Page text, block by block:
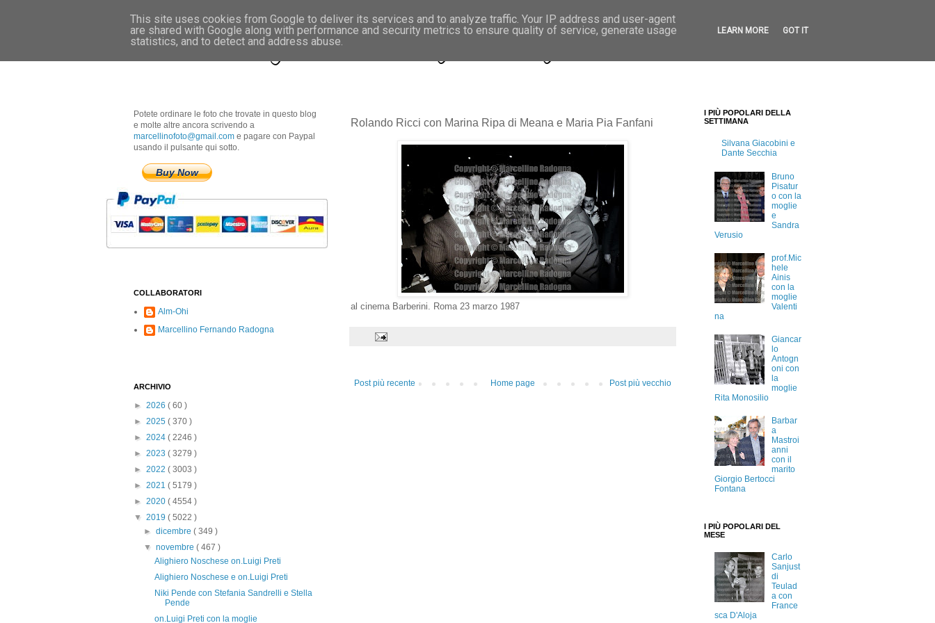
Marcellino Radogna - Fotonotizie per la stampa
Rolando Ricci con Marina Ripa di Meana e Maria Pia Fanfani
al cinema Barberini. Roma 23 marzo 1987
Post più recente Post più vecchio
Home page
Potete ordinare le foto che trovate in questo blog
e molte altre ancora scrivendo a
marcellinofoto@gmail.com e pagare con Paypal
usando il pulsante qui sotto.
Buy Now
COLLABORATORI
Alm-Ohi
Marcellino Fernando Radogna
ARCHIVIO
► 2026 ( 60 )
► 2025 ( 370 )
► 2024 ( 2246 )
► 2023 ( 3279 )
► 2022 ( 3003 )
► 2021 ( 5179 )
► 2020 ( 4554 )
▼ 2019 ( 5022 )
►dicembre( 349 )
▼novembre( 467 )
Alighiero Noschese on.Luigi Preti
Alighiero Noschese e on.Luigi Preti
Niki Pende con Stefania Sandrelli e Stella
Pende
on.Luigi Preti con la moglie
I PIÙ POPOLARI DELLA
SETTIMANA
Silvana Giacobini e
Dante Secchia
Bruno
Pisatur
o con la
moglie
e
Sandra
Verusio
prof.Mic
hele
Ainis
con la
moglie
Valenti
na
Giancar
lo
Antogn
oni con
la
moglie
Rita Monosilio
Barbar
a
Mastroi
anni
con il
marito
Giorgio Bertocci
Fontana
I PIÙ POPOLARI DEL
MESE
Carlo
Sanjust
di
Teulad
a con
France
sca D'Aloja
This site uses cookies from Google to deliver its services and to analyze traffic. Your IP address and user-agent
are shared with Google along with performance and security metrics to ensure quality of service, generate usage
statistics, and to detect and address abuse.
LEARN MORE GOT IT